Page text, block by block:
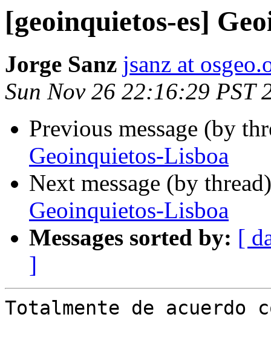
[geoinquietos-es]
Jorge Sanz jsanz at
Sun Nov 26 22:16:29 PST
Previous message (by
Geoinquietos-Lisboa
Next message (by
Geoinquietos-Lisboa
Messages sorted by: [
]
Totalmente de acuerdo